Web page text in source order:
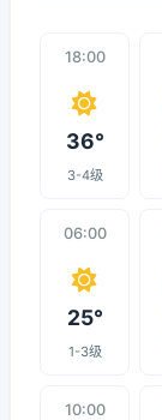
18:00
36°
3-4级
06:00
25°
1-3级
10:00